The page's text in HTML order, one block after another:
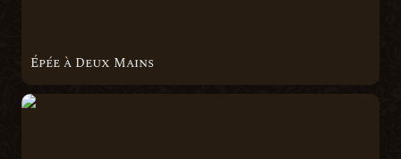
Épée à Deux Mains
Lame Courte